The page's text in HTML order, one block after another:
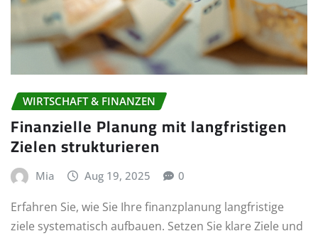
WIRTSCHAFT & FINANZEN
Finanzielle Planung mit langfristigen
Zielen strukturieren
Mia Aug 19, 2025 0
Erfahren Sie, wie Sie Ihre finanzplanung langfristige
ziele systematisch aufbauen. Setzen Sie klare Ziele und